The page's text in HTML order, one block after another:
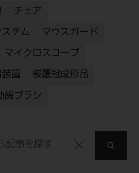
チェア
テム マウスガード
マイクロスコープ
置 被覆冠成形品
歯ブラシ